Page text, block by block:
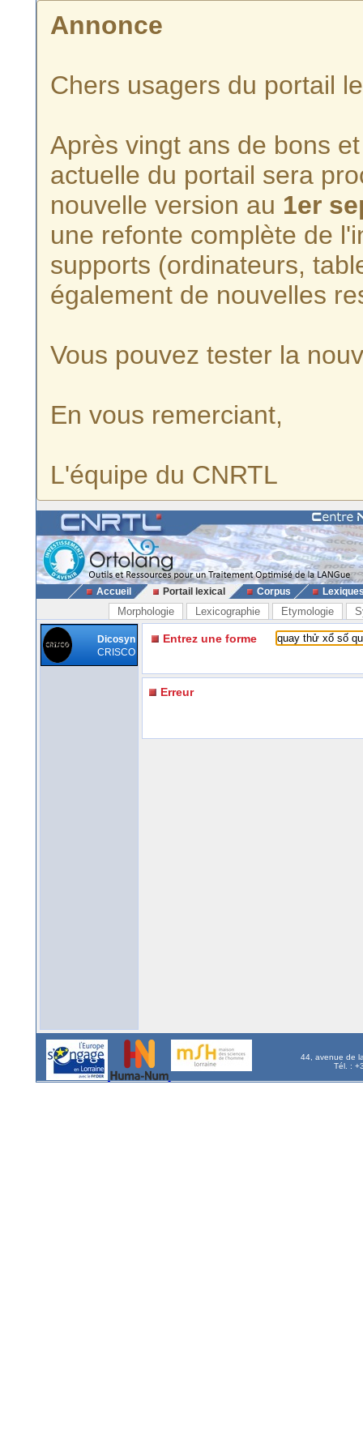
Annonce
Chers usagers du portail
Après vingt ans de bons
actuelle du portail sera
nouvelle version au 1er
une refonte complète de
supports (ordinateurs,
également de nouvelles
Vous pouvez tester la
En vous remerciant,
L'équipe du CNRTL
Accueil Portail lexical Corpus
Morphologie Lexicographie Etymologie
Dicosyn
CRISCO
Entrez une forme
Erreur
44, avenue de
Tél. :